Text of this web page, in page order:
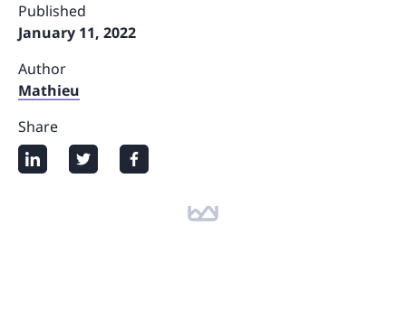
Published
January 11, 2022
Author
Mathieu
Share